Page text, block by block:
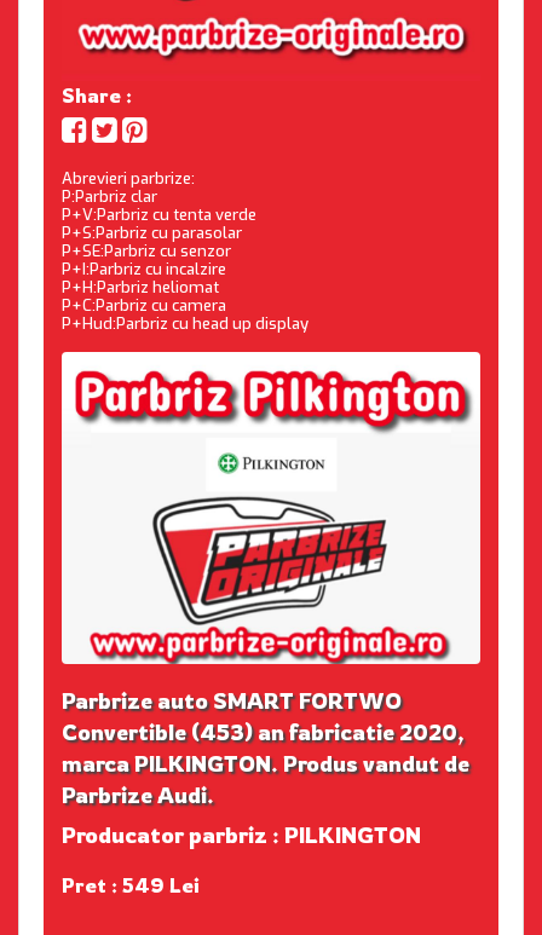
Share :
Abrevieri parbrize:
P:Parbriz clar
P+V:Parbriz cu tenta verde
P+S:Parbriz cu parasolar
P+SE:Parbriz cu senzor
P+I:Parbriz cu incalzire
P+H:Parbriz heliomat
P+C:Parbriz cu camera
P+Hud:Parbriz cu head up display
Parbrize auto SMART FORTWO
Convertible (453) an fabricatie 2020,
marca PILKINGTON. Produs vandut de
Parbrize Audi.
Producator parbriz : PILKINGTON
Pret : 549 Lei